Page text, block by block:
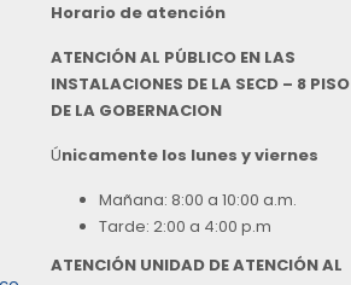
Horario de atención
ATENCIÓN AL PÚBLICO EN LAS
INSTALACIONES DE LA SECD – 8 PISO
DE LA GOBERNACION
Únicamente los lunes y viernes
Mañana: 8:00 a 10:00 a.m.
Tarde: 2:00 a 4:00 p.m
ATENCIÓN UNIDAD DE ATENCIÓN AL